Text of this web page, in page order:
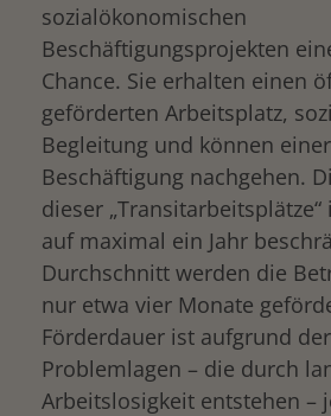
sozialökonomischen
Beschäftigungsprojekten
Chance. Sie erhalten einen
geförderten Arbeitsplatz,
Begleitung und können
Beschäftigung nachgehen.
dieser
auf maximal ein Jahr
Durchschnitt werden die
nur etwa vier Monate
Förderdauer ist aufgrund
Problemlagen – die durch
Arbeitslosigkeit entstehen –